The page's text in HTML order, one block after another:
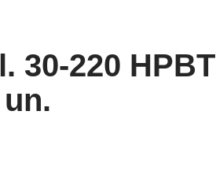
30-220 HPBT